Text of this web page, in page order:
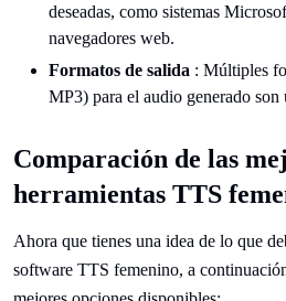
deseadas, como sistemas
navegadores web.
Formatos de salida : Múltiples
MP3) para el audio generado son
Comparación de las
herramientas TTS
Ahora que tienes una idea de lo que
software TTS femenino, a